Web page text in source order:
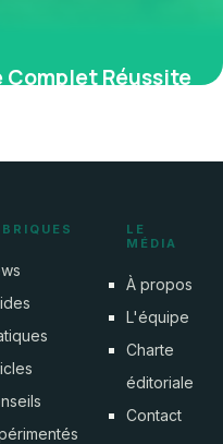
Complet Réussite
LE
MÉDIA
À propos
L'équipe
Charte
éditoriale
Contact